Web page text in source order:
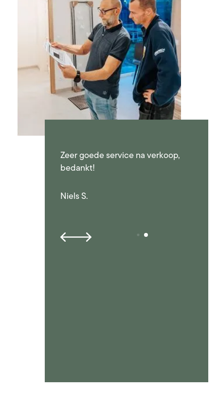
Zeer goede service na verkoop,
bedankt!
Niels S.